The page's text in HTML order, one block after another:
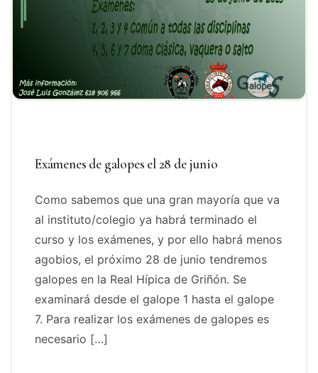
Exámenes de galopes el 28 de junio
Como sabemos que una gran mayoría que va
al instituto/colegio ya habrá terminado el
curso y los exámenes, y por ello habrá menos
agobios, el próximo 28 de junio tendremos
galopes en la Real Hípica de Griñón. Se
examinará desde el galope 1 hasta el galope
7. Para realizar los exámenes de galopes es
necesario […]